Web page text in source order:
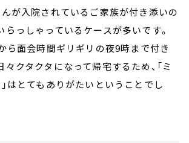
んが入院されているご家族が付き添いの
らっしゃっているケースが多いです。
ら面会時間ギリギリの夜9時まで付き
クタクタになって帰宅するため、「ミ
はとてもありがたいということでし